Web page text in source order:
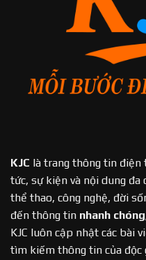
KJC là trang thông tin điện
tức, sự kiện và nội dung đa
thể thao, công nghệ, đời
đến thông tin nhanh
KJC luôn cập nhật các bài
tìm kiếm thông tin của độc